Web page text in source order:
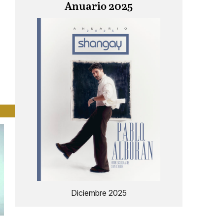
Anuario 2025
Diciembre 2025